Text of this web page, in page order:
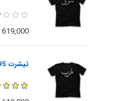
619,000
تیشرت DS0095